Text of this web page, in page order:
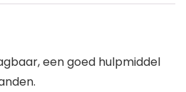
een goed hulpmiddel